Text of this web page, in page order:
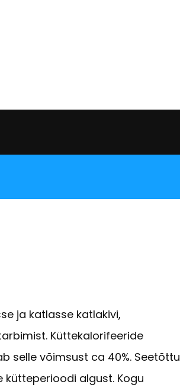
ja katlasse katlakivi,
Küttekalorifeeride
selle võimsust ca 40%. Seetõttu
algust. Kogu